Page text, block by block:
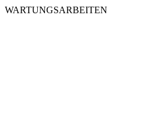
WARTUNGSARBEITEN